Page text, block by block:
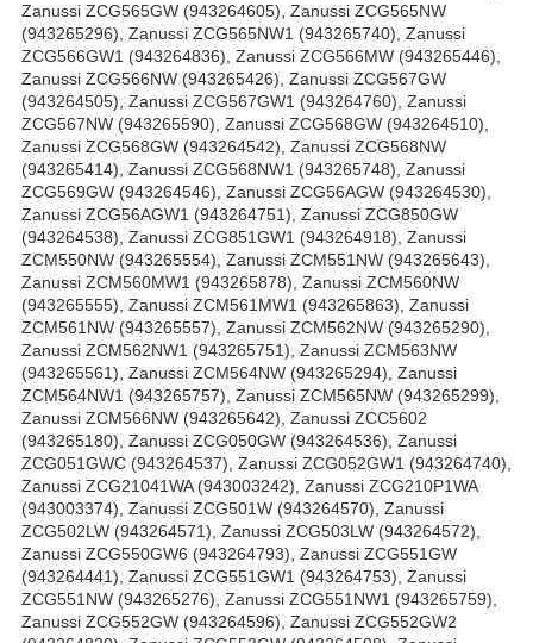
Zanussi ZCG565GW (943264605), Zanussi ZCG565NW
(943265296), Zanussi ZCG565NW1 (943265740), Zanussi
ZCG566GW1 (943264836), Zanussi ZCG566MW (943265446),
Zanussi ZCG566NW (943265426), Zanussi ZCG567GW
(943264505), Zanussi ZCG567GW1 (943264760), Zanussi
ZCG567NW (943265590), Zanussi ZCG568GW (943264510),
Zanussi ZCG568GW (943264542), Zanussi ZCG568NW
(943265414), Zanussi ZCG568NW1 (943265748), Zanussi
ZCG569GW (943264546), Zanussi ZCG56AGW (943264530),
Zanussi ZCG56AGW1 (943264751), Zanussi ZCG850GW
(943264538), Zanussi ZCG851GW1 (943264918), Zanussi
ZCM550NW (943265554), Zanussi ZCM551NW (943265643),
Zanussi ZCM560MW1 (943265878), Zanussi ZCM560NW
(943265555), Zanussi ZCM561MW1 (943265863), Zanussi
ZCM561NW (943265557), Zanussi ZCM562NW (943265290),
Zanussi ZCM562NW1 (943265751), Zanussi ZCM563NW
(943265561), Zanussi ZCM564NW (943265294), Zanussi
ZCM564NW1 (943265757), Zanussi ZCM565NW (943265299),
Zanussi ZCM566NW (943265642), Zanussi ZCC5602
(943265180), Zanussi ZCG050GW (943264536), Zanussi
ZCG051GWC (943264537), Zanussi ZCG052GW1 (943264740),
Zanussi ZCG21041WA (943003242), Zanussi ZCG210P1WA
(943003374), Zanussi ZCG501W (943264570), Zanussi
ZCG502LW (943264571), Zanussi ZCG503LW (943264572),
Zanussi ZCG550GW6 (943264793), Zanussi ZCG551GW
(943264441), Zanussi ZCG551GW1 (943264753), Zanussi
ZCG551NW (943265276), Zanussi ZCG551NW1 (943265759),
Zanussi ZCG552GW (943264596), Zanussi ZCG552GW2